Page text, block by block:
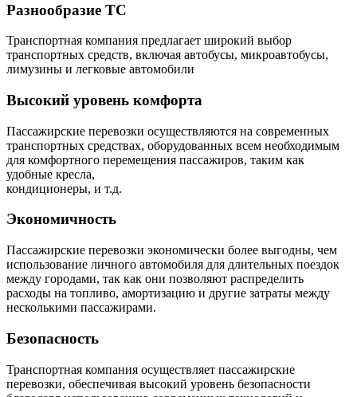
Разнообразие ТС
Транспортная компания предлагает широкий выбор
транспортных средств, включая автобусы, микроавтобусы,
лимузины и легковые автомобили
Высокий уровень комфорта
Пассажирские перевозки осуществляются на современных
транспортных средствах, оборудованных всем необходимым
для комфортного перемещения пассажиров, таким как
удобные кресла,
кондиционеры, и т.д.
Экономичность
Пассажирские перевозки экономически более выгодны, чем
использование личного автомобиля для длительных поездок
между городами, так как они позволяют распределить
расходы на топливо, амортизацию и другие затраты между
несколькими пассажирами.
Безопасность
Транспортная компания осуществляет пассажирские
перевозки, обеспечивая высокий уровень безопасности